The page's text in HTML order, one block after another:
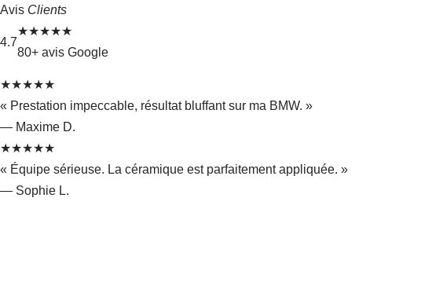
Avis Clients
4.7
★★★★★
80+ avis Google
★★★★★
« Prestation impeccable, résultat bluffant sur ma BMW. »
— Maxime D.
★★★★★
« Équipe sérieuse. La céramique est parfaitement appliquée. »
— Sophie L.